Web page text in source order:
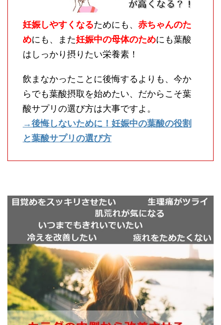
妊娠しやすくなるためにも、 赤ちゃんのた
めにも、また妊娠中の母体のためにも葉酸
はしっかり摂りたい栄養素！
飲まなかったことに後悔するよりも、今か
らでも葉酸摂取を始めたい、だからこそ葉
酸サプリの選び方は大事ですよ。
→後悔しないために！妊娠中の葉酸の役割
と葉酸サプリの選び方